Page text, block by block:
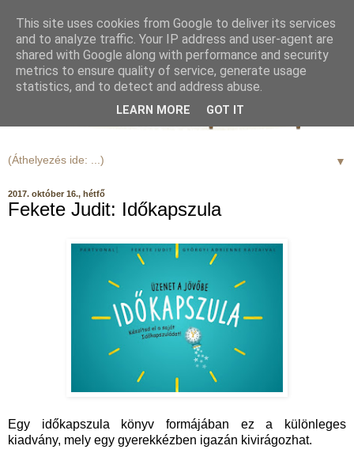
▼
2017. október 16., hétfő
Fekete Judit: Időkapszula
Egy időkapszula könyv formájában ez a különleges
kiadvány, mely egy gyerekkézben igazán kivirágozhat.
This site uses cookies from Google to deliver its services
and to analyze traffic. Your IP address and user-agent are
shared with Google along with performance and security
metrics to ensure quality of service, generate usage
statistics, and to detect and address abuse.
LEARN MORE GOT IT